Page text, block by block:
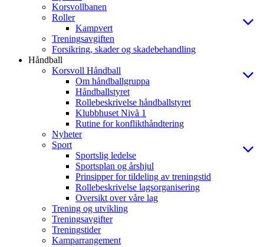
Korsvollbanen
Roller
Kampvert
Treningsavgiften
Forsikring, skader og skadebehandling
Håndball
Korsvoll Håndball
Om håndballgruppa
Håndballstyret
Rollebeskrivelse håndballstyret
Klubbhuset Nivå 1
Rutine for konflikthåndtering
Nyheter
Sport
Sportslig ledelse
Sportsplan og årshjul
Prinsipper for tildeling av treningstid
Rollebeskrivelse lagsorganisering
Oversikt over våre lag
Trening og utvikling
Treningsavgifter
Treningstider
Kamparrangement